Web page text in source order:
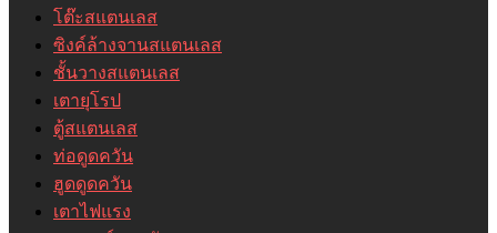
โต๊ะสแตนเลส
ซิงค์ล้างจานสแตนเลส
ชั้นวางสแตนเลส
เตายุโรป
ตู้สแตนเลส
ท่อดูดควัน
ฮูดดูดควัน
เตาไฟแรง